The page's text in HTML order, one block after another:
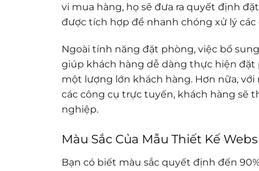
vi mua hàng, họ sẽ đưa ra quyết định
được tích hợp để nhanh chóng xử lý
Ngoài tính năng đặt phòng, việc bổ
giúp khách hàng dễ dàng thực hiện đặt
một lượng lớn khách hàng. Hơn nữa,
các công cụ trực tuyến, khách hàng sẽ
nghiệp.
Màu Sắc Của Mẫu Thiết Kế
Bạn có biết màu sắc quyết định đến